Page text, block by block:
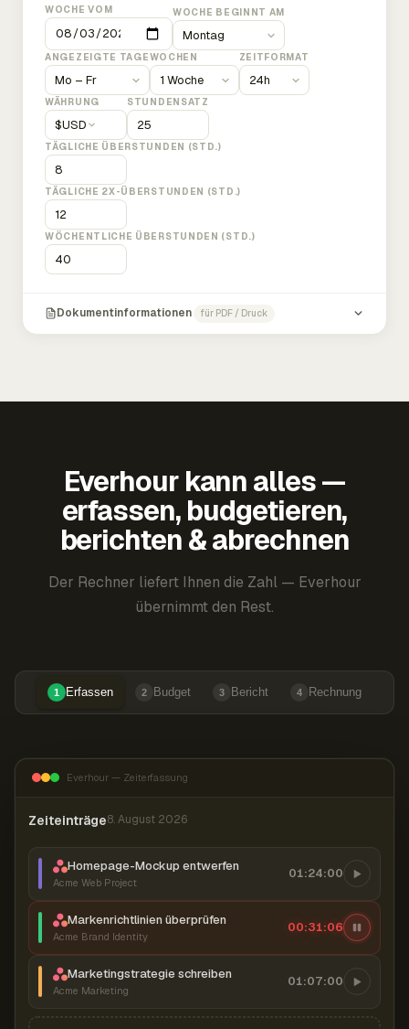
WOCHE VOM WOCHE BEGINNT AM
ANGEZEIGTE TAGEWOCHEN ZEITFORMAT
WÄHRUNG
$USD
STUNDENSATZ
TÄGLICHE ÜBERSTUNDEN (STD.)
TÄGLICHE 2X-ÜBERSTUNDEN (STD.)
WÖCHENTLICHE ÜBERSTUNDEN (STD.)
Dokumentinformationen für PDF / Druck
Everhour kann alles —
erfassen, budgetieren,
berichten & abrechnen
Der Rechner liefert Ihnen die Zahl — Everhour
übernimmt den Rest.
1 Erfassen 2 Budget 3 Bericht 4 Rechnung
Everhour — Zeiterfassung
Zeiteinträge8. August 2026
Homepage-Mockup entwerfen
Acme Web Project
01:24:00
Markenrichtlinien überprüfen
Acme Brand Identity
00:31:07
Marketingstrategie schreiben
Acme Marketing
01:07:00